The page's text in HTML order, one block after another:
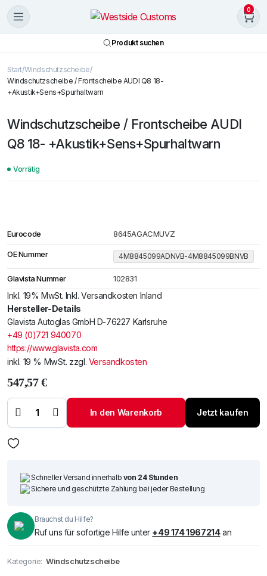
0
Produkt suchen
Start Windschutzscheibe
Windschutzscheibe / Frontscheibe AUDI Q8 18-
+Akustik+Sens+Spurhaltwarn
Windschutzscheibe / Frontscheibe AUDI
Q8 18- +Akustik+Sens+Spurhaltwarn
Vorrätig
Eurocode 8645AGACMUVZ
OE Nummer 4M8845099ADNVB-4M8845099BNVB
Glavista Nummer 102831
Inkl. 19% MwSt. Inkl. Versandkosten Inland
Hersteller-Details
Glavista Autoglas GmbH D-76227 Karlsruhe
+49 (0)721 940070
https://www.glavista.com
inkl. 19 % MwSt. zzgl. Versandkosten
547,57€
Windschutzscheibe /
Frontscheibe AUDI Q8 18-
+Akustik+Sens+Spurhaltwarn
Menge
In den Warenkorb Jetzt kaufen
Schneller Versand innerhalb von 24 Stunden
Sichere und geschützte Zahlung bei jeder Bestellung
Brauchst du Hilfe?
Ruf uns für sofortige Hilfe unter +49 174 1967214an
Kategorie: Windschutzscheibe